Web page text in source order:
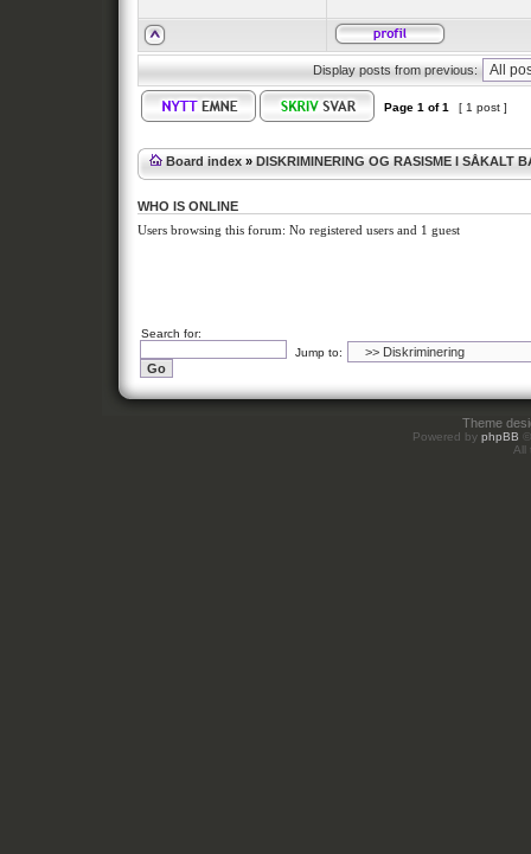
Display posts from previous:
Page 1 of1 [ 1 post ]
Board index » DISKRIMINERING OG RASISME I SÅKALT
WHO IS ONLINE
Users browsing this forum: No registered users and 1 guest
Search for:
Jump to:
Theme
Powered by phpBB
All